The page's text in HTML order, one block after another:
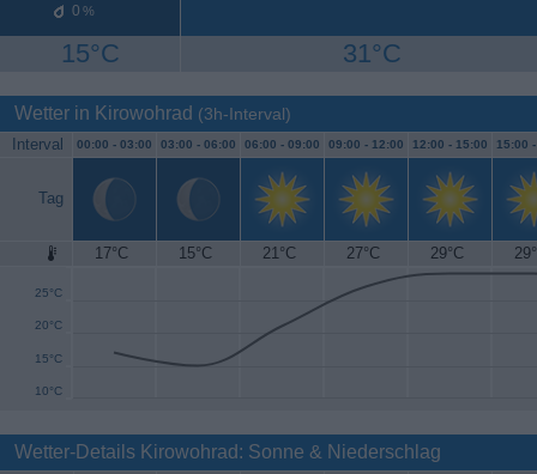
0 %
15°C 31°C
Wetter in Kirowohrad (3h-Interval)
Interval 00:00 - 03:00 03:00 - 06:00 06:00 - 09:00 09:00 - 12:00 12:00 - 15:00 15:00
Tag
17°C 15°C 21°C 27°C 29°C
10°C
15°C
20°C
25°C
30°C
Wetter-Details Kirowohrad: Sonne & Niederschlag